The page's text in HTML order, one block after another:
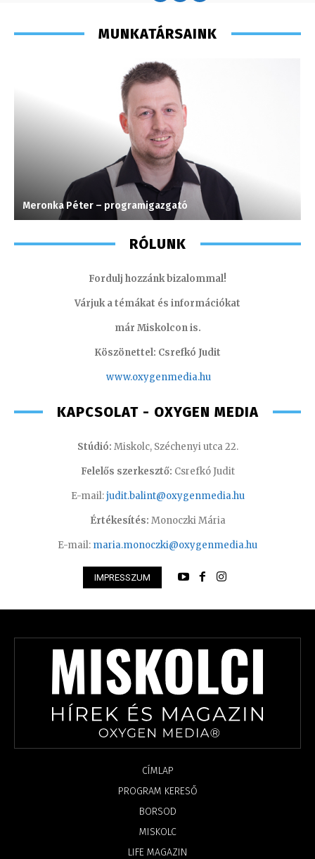
MUNKATÁRSAINK
Meronka Péter – programigazgató
RÓLUNK
Fordulj hozzánk bizalommal!
Várjuk a témákat és információkat
már Miskolcon is.
Köszönettel: Csrefkó Judit
www.oxygenmedia.hu
KAPCSOLAT - OXYGEN MEDIA
Stúdió: Miskolc, Széchenyi utca 22.
Felelős szerkesztő: Csrefkó Judit
E-mail:judit.balint@oxygenmedia.hu
Értékesítés: Monoczki Mária
E-mail: maria.monoczki@oxygenmedia.hu
IMPRESSZUM
CÍMLAP
PROGRAM KERESŐ
BORSOD
MISKOLC
LIFE MAGAZIN